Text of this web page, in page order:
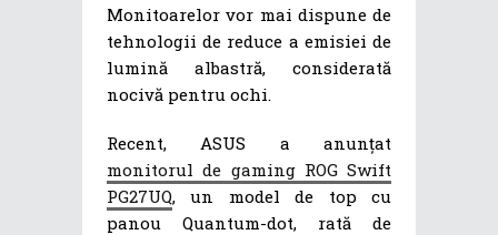
Monitoarelor vor mai dispune de
tehnologii de reduce a emisiei de
lumină albastră, considerată
nocivă pentru ochi.
Recent, ASUS a anunțat
monitorul de gaming ROG Swift
PG27UQ, un model de top cu
panou Quantum-dot, rată de